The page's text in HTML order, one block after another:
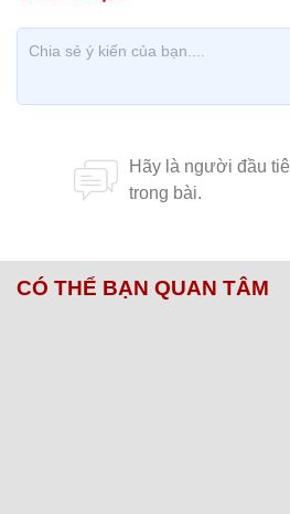
CÓ THỂ BẠN QUAN TÂM